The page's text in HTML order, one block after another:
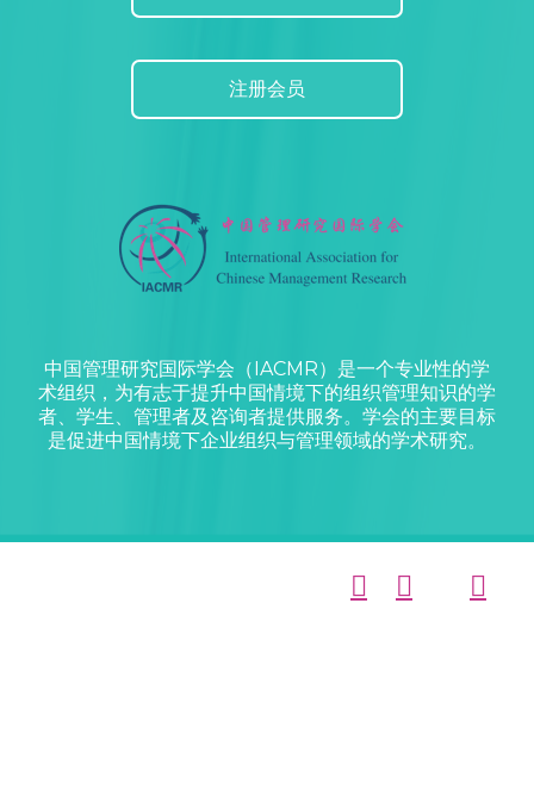
注册会员
中国管理研究国际学会（IACMR）是一个专业性的学
术组织，为有志于提升中国情境下的组织管理知识的学
者、学生、管理者及咨询者提供服务。学会的主要目标
是促进中国情境下企业组织与管理领域的学术研究。